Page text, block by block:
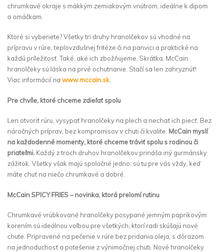
chrumkavé okraje s mäkkým zemiakovým vnútrom, ideálne k dipom
a omáčkam.
Ktoré si vyberiete? Všetky tri druhy hranolčekov sú vhodné na
prípravu v rúre, teplovzdušnej fritéze či na panvici a praktické na
každú príležitosť. Také, aké ich zbožňujeme. Skrátka, McCain
hranolčeky sú láska na prvé ochutnanie. Stačí sa len zahryznúť!
Viac informácií na www.mccain.sk
Pre chvíle, ktoré chceme zdieľať spolu
Len otvoriť rúru, vysypať hranolčeky na plech a nechať ich piecť. Bez
náročných príprav, bez kompromisov v chuti či kvalite. McCain myslí
na každodenné momenty, ktoré chceme tráviť spolu s rodinou či
priateľmi. Každý z troch druhov hranolčekov prináša iný gurmánsky
zážitok. Všetky však majú spoločné jedno: sú tu pre vás vždy, keď
máte chuť na niečo chrumkavé a dobré.
McCain SPICY FRIES – novinka, ktorá prelomí rutinu
Chrumkavé vrúbkované hranolčeky posypané jemným paprikovým
korením sú ideálnou voľbou pre všetkých, ktorí radi skúšajú nové
chute. Pripravené na pečenie v rúre bez pridania oleja, s dôrazom
na jednoduchosť a potešenie z výnimočnej chuti. Nové hranolčeky